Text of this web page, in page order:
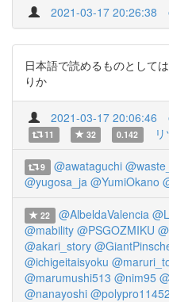
2021-03-17 20:26:38
日本語で読めるものとして
りか
2021-03-17 20:06:46
11 32 0.142
9 @awataguchi
@yugosa_ja @YumiOkano
22 @AlbeldaValencia
@mability @PSGOZMIKU
@akari_story
@ichigeitaisyoku
@marumushi513 @nim95
@nanayoshi